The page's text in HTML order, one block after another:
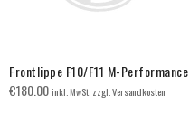
Frontlippe F10/F11 M-Performance
€180.00inkl. MwSt. zzgl. Versandkosten